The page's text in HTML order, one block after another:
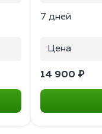
7 дней
Цена
14 900 ₽